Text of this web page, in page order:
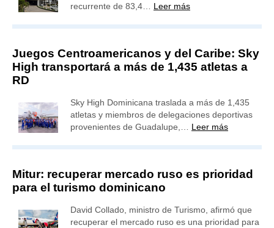
recurrente de 83,4… Leer más
Juegos Centroamericanos y del Caribe: Sky
High transportará a más de 1,435 atletas a
RD
Sky High Dominicana traslada a más de 1,435
atletas y miembros de delegaciones deportivas
provenientes de Guadalupe,… Leer más
Mitur: recuperar mercado ruso es prioridad
para el turismo dominicano
David Collado, ministro de Turismo, afirmó que
recuperar el mercado ruso es una prioridad para